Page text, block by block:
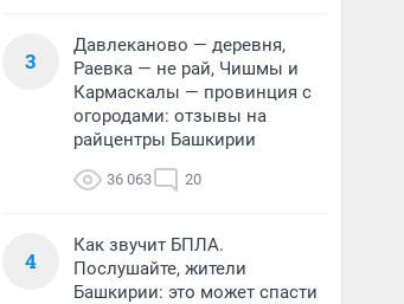
3
Давлеканово — деревня,
Раевка — не рай, Чишмы и
Кармаскалы — провинция с
огородами: отзывы на
райцентры Башкирии
36 063 20
4
Как звучит БПЛА.
Послушайте, жители
Башкирии: это может спасти